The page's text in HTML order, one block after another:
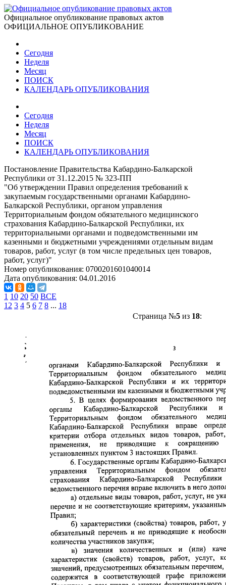
Официальное опубликование правовых актов
ОФИЦИАЛЬНОЕ ОПУБЛИКОВАНИЕ
Сегодня
Неделя
Месяц
ПОИСК
КАЛЕНДАРЬ ОПУБЛИКОВАНИЯ
Сегодня
Неделя
Месяц
ПОИСК
КАЛЕНДАРЬ ОПУБЛИКОВАНИЯ
Постановление Правительства Кабардино-Балкарской
Республики от 31.12.2015 № 323-ПП
"Об утверждении Правил определения требований к
закупаемым государственными органами Кабардино-
Балкарской Республики, органом управления
Территориальным фондом обязательного медицинского
страхования Кабардино-Балкарской Республики, их
территориальными органами и подведомственными им
казенными и бюджетными учреждениями отдельным видам
товаров, работ, услуг (в том числе предельных цен товаров,
работ, услуг)"
Номер опубликования: 0700201601040014
Дата опубликования: 04.01.2016
1 10 20 50 ВСЕ
1 2 3 4 5 6 7 8 ... 18
Страница №5из 18: